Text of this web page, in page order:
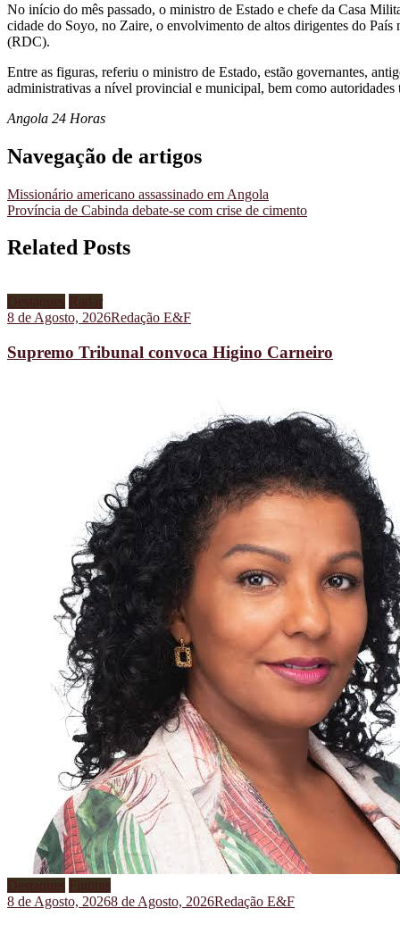
No início do mês passado, o ministro de Estado e chefe da Casa
cidade do Soyo, no Zaire, o envolvimento de altos dirigentes do
(RDC).
Entre as figuras, referiu o ministro de Estado, estão governantes,
administrativas a nível provincial e municipal, bem como autoridades
Angola 24 Horas
Navegação de artigos
Missionário americano assassinado em Angola
Província de Cabinda debate-se com crise de cimento
Related Posts
Destaques Radar
8 de Agosto, 2026Redação E&F
Supremo Tribunal convoca Higino Carneiro
Destaques Figuras
8 de Agosto, 20268 de Agosto, 2026Redação E&F